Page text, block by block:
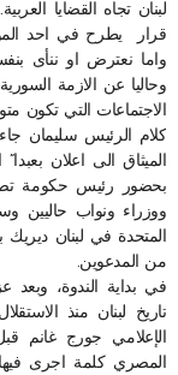
لبنان تجاه القضايا
قرار يطرح في احد
واما نعترض او ننأى
وحاليا عن الازمة
الاجتماعات التي تكون
كلام الرئيس سليمان
الميثاق الى اعلان
بحضور رئيس حكومة
ووزراء ونواب حاليين
المتحدة في لبنان ديريك
من المدعوين.
في بداية الندوة،
تاريخ لبنان منذ
الإعلامي جورج غانم
المصري كلمة اجرى فيها